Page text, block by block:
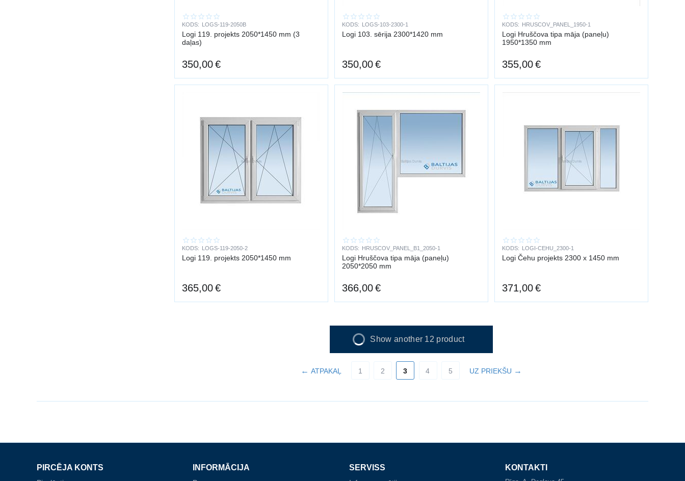
KODS: LOGS-119-2050B
Logi 119. projekts 2050*1450 mm (3
daļas)
350,00€
KODS: LOGS-103-2300-1
Logi 103. sērija 2300*1420 mm
350,00€
KODS: HRUSCOV_PANEL_1950-1
Logi Hruščova tipa māja (paneļu)
1950*1350 mm
355,00€
KODS: LOGS-119-2050-2
Logi 119. projekts 2050*1450 mm
365,00€
KODS: HRUSCOV_PANEL_B1_2050-1
Logi Hruščova tipa māja (paneļu)
2050*2050 mm
366,00€
KODS: LOGI-CEHU_2300-1
Logi Čehu projekts 2300 x 1450 mm
371,00€
Show another 12 product
ATPAKAĻ 1 2 3 4 5 UZ PRIEKŠU
PIRCĒJA KONTS INFORMĀCIJA SERVISS KONTAKTI